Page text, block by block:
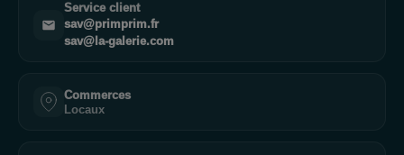
Service client
sav@primprim.fr
sav@la-galerie.com
Commerces
Locaux